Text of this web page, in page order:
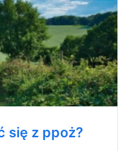
się z ppoż?